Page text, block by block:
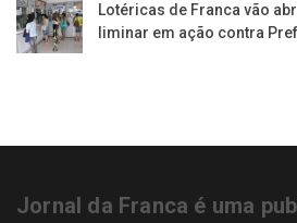
Lotéricas de Franca vão
liminar em ação contra
Jornal da Franca é uma